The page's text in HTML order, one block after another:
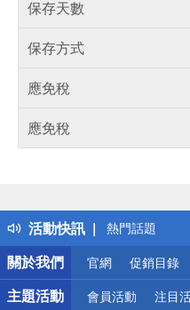
保存天數
保存方式
應免稅
應免稅
活動快訊
得獎公告
熱門話題
銀行優惠
偏遠地區配送
詐騙網頁！請
關於我們
官網 促銷目錄
主題活動 會員活動 注目